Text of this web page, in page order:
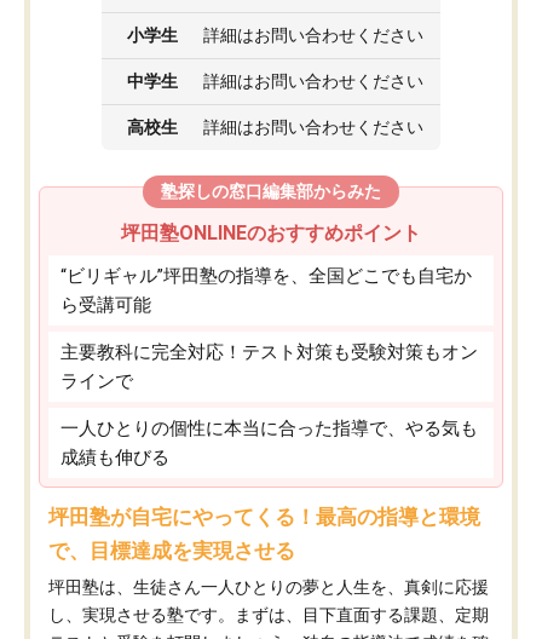
小学生 詳細はお問い合わせください
中学生 詳細はお問い合わせください
高校生 詳細はお問い合わせください
塾探しの窓口編集部からみた
坪田塾ONLINEのおすすめポイント
“ビリギャル”坪田塾の指導を、全国どこでも自宅か
ら受講可能
主要教科に完全対応！テスト対策も受験対策もオン
ラインで
一人ひとりの個性に本当に合った指導で、やる気も
成績も伸びる
坪田塾が自宅にやってくる！最高の指導と環境
で、目標達成を実現させる
坪田塾は、生徒さん一人ひとりの夢と人生を、真剣に応援
し、実現させる塾です。まずは、目下直面する課題、定期